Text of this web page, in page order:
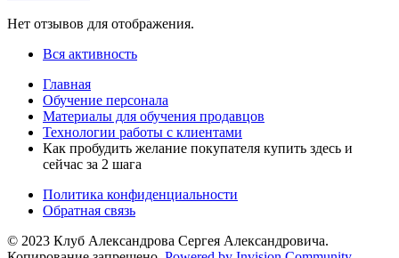
Нет отзывов для отображения.
Вся активность
Главная
Обучение персонала
Материалы для обучения продавцов
Технологии работы с клиентами
Как пробудить желание покупателя купить здесь и
сейчас за 2 шага
Политика конфиденциальности
Обратная связь
© 2023 Клуб Александрова Сергея Александровича.